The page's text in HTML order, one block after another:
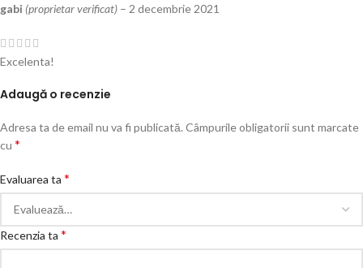
gabi (proprietar verificat) – 2 decembrie 2021
Excelenta!
Adaugă o recenzie
Adresa ta de email nu va fi publicată. Câmpurile obligatorii sunt marcate
cu *
Evaluarea ta *
Recenzia ta *